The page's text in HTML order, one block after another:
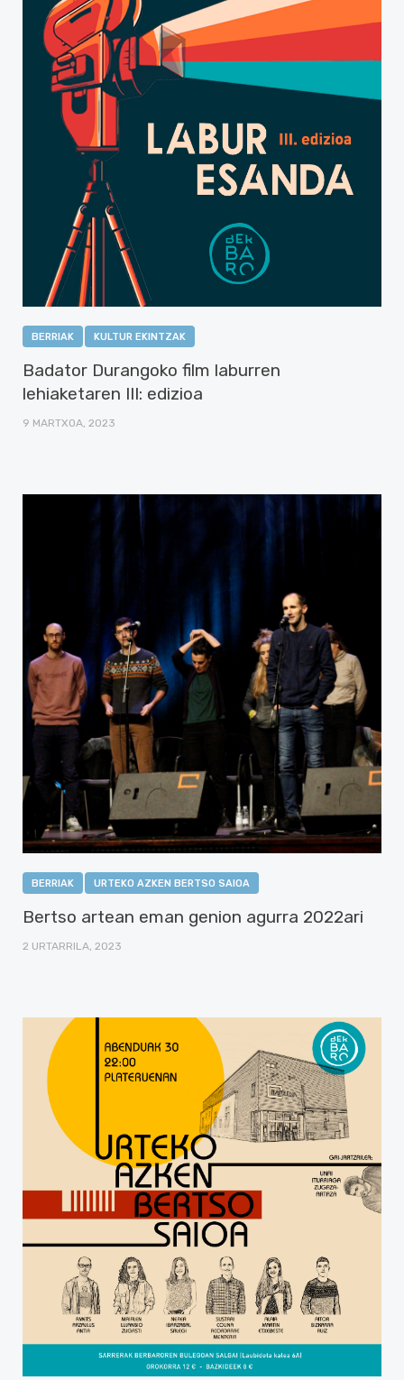
BERRIAK KULTUR EKINTZAK
Badator Durangoko film laburren
lehiaketaren III: edizioa
9 MARTXOA, 2023
BERRIAK URTEKO AZKEN BERTSO SAIOA
Bertso artean eman genion agurra 2022ari
2 URTARRILA, 2023